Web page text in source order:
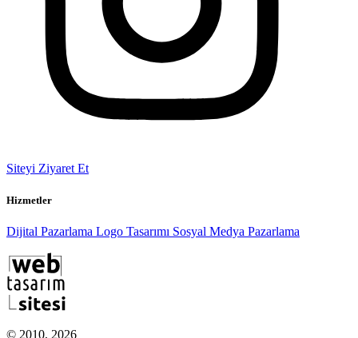
Siteyi Ziyaret Et
Hizmetler
Dijital Pazarlama Logo Tasarımı Sosyal Medya Pazarlama
© 2010, 2026